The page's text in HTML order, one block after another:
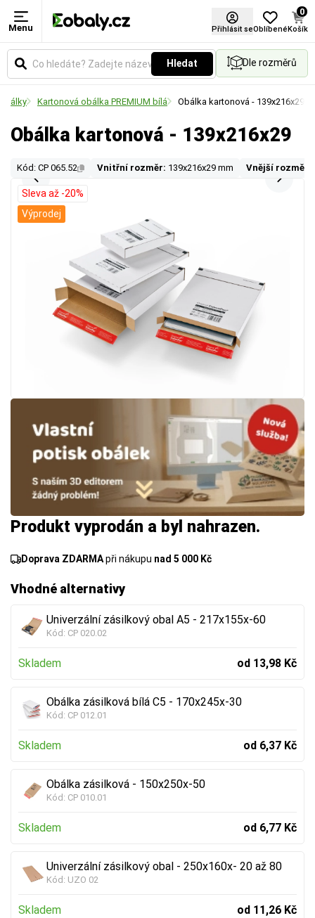
Menu Přihlásit seOblíbené
0
Košík
Hledat Dle rozměrů
Kartonová obálka PREMIUM bílá Obálka kartonová - 139x216x29
Obálka kartonová - 139x216x29
Kód: CP 065.52 Vnitřní rozměr: 139x216x29 mm Vnější rozměr:
Produkt vyprodán a byl nahrazen.
Doprava ZDARMApři nákupu nad 5 000 Kč
Vhodné alternativy
Univerzální zásilkový obal A5 - 217x155x-60
Kód: CP 020.02
Skladem od 13,98 Kč
Obálka zásilková bílá C5 - 170x245x-30
Kód: CP 012.01
Skladem od 6,37 Kč
Obálka zásilková - 150x250x-50
Kód: CP 010.01
Skladem od 6,77 Kč
Univerzální zásilkový obal - 250x160x- 20 až 80
Kód: UZO 02
Skladem od 11,26 Kč
Sleva až -20%
Výprodej